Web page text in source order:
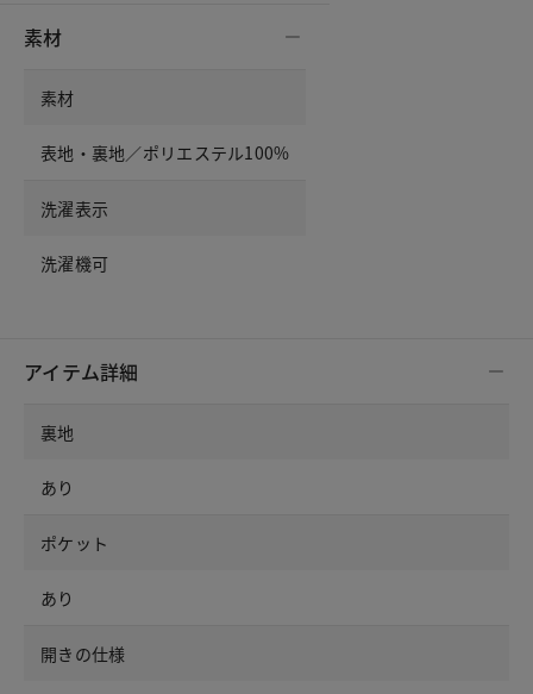
素材
素材
表地・裏地／ポリエステル100%
洗濯表示
洗濯機可
アイテム詳細
裏地
あり
ポケット
あり
開きの仕様